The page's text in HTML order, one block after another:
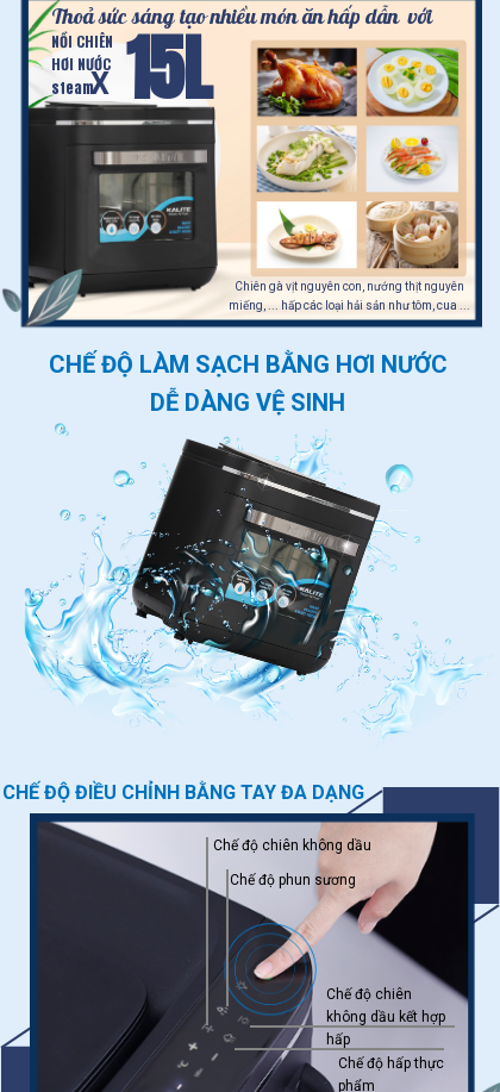
15L
NỒI CHIÊN
HƠI NƯỚC
steamX
Thoả sức sáng tạo nhiều món ăn hấp dẫn với
Chiên gà vịt nguyên con, nướng thịt nguyên
miếng, ... hấp các loại hải sản như tôm, cua ...
CHẾ ĐỘ LÀM SẠCH BẰNG HƠI NƯỚC
DỄ DÀNG VỆ SINH
CHẾ ĐỘ ĐIỀU CHỈNH BẰNG TAY ĐA DẠNG
Chế độ chiên không dầu
Chế độ phun sương
Chế độ chiên
không dầu kết hợp
hấp
Chế độ hấp thực
phẩm